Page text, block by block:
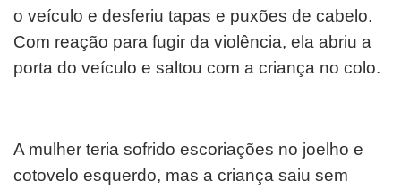
o veículo e desferiu tapas e puxões de cabelo.
Com reação para fugir da violência, ela abriu a
porta do veículo e saltou com a criança no colo.
A mulher teria sofrido escoriações no joelho e
cotovelo esquerdo, mas a criança saiu sem